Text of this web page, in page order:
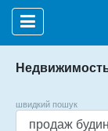
швидкий пошук